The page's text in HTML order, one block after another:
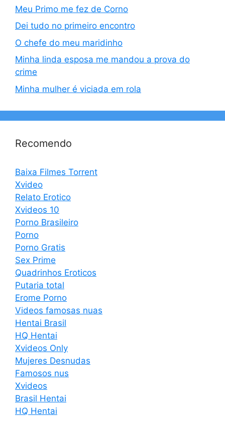
Meu Primo me fez de Corno
Dei tudo no primeiro encontro
O chefe do meu maridinho
Minha linda esposa me mandou a prova do
crime
Minha mulher é viciada em rola
Recomendo
Baixa Filmes Torrent
Xvideo
Relato Erotico
Xvideos 10
Porno Brasileiro
Porno
Porno Gratis
Sex Prime
Quadrinhos Eroticos
Putaria total
Erome Porno
Videos famosas nuas
Hentai Brasil
HQ Hentai
Xvideos Only
Mujeres Desnudas
Famosos nus
Xvideos
Brasil Hentai
HQ Hentai